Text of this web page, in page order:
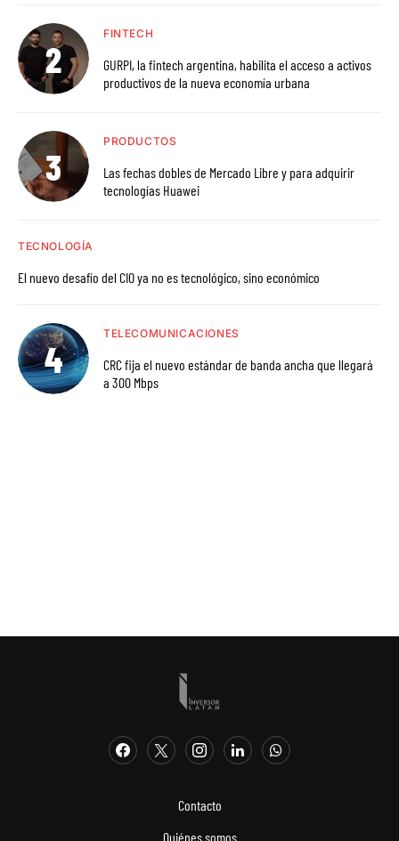
FINTECH
GURPI, la fintech argentina, habilita el acceso a activos
productivos de la nueva economía urbana
PRODUCTOS
Las fechas dobles de Mercado Libre y para adquirir
tecnologías Huawei
TECNOLOGÍA
El nuevo desafío del CIO ya no es tecnológico, sino económico
TELECOMUNICACIONES
CRC fija el nuevo estándar de banda ancha que llegará
a 300 Mbps
Contacto
Quiénes somos